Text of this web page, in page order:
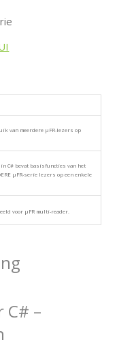
van meerdere μFR-lezers op
C# bevat basisfuncties van het
μFR-serie lezers op een enkele
voor μFR multi-reader.
C# –